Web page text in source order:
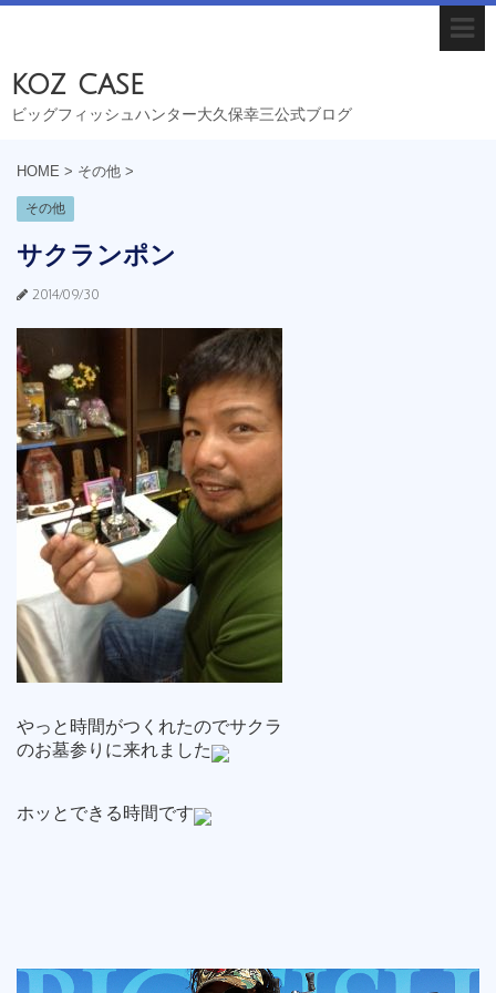
koz case
ビッグフィッシュハンター大久保幸三公式ブログ
HOME > その他 >
その他
サクランポン
2014/09/30
やっと時間がつくれたのでサクラ
のお墓参りに来れました
ホッとできる時間です